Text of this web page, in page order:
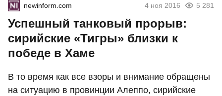
newinform.com 4 ноя 2016 5 281
Успешный танковый прорыв:
сирийские «Тигры» близки к
победе в Хаме
В то время как все взоры и внимание обращены
на ситуацию в провинции Алеппо, сирийские